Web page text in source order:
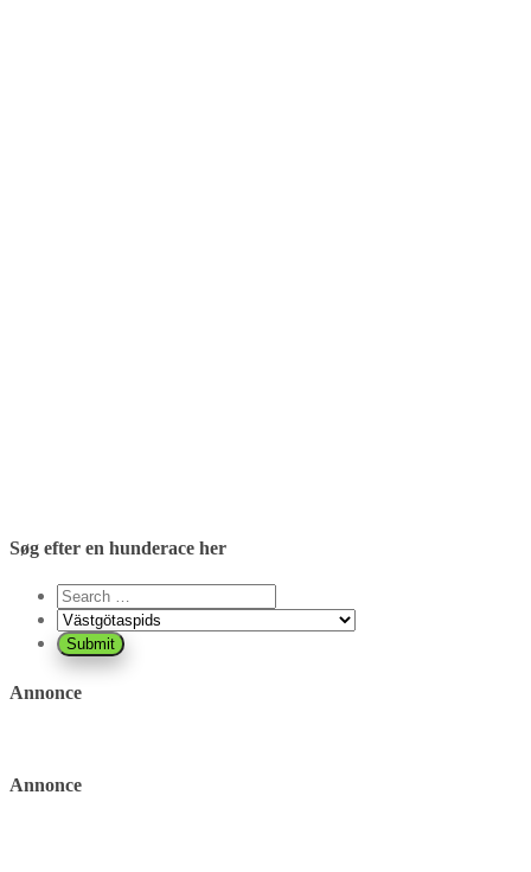
Søg efter en hunderace her
Annonce
Annonce